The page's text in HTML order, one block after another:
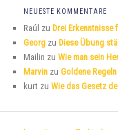
NEUESTE KOMMENTARE
Raúl zu Drei
Georg zu Diese Übung
Mailin zuWie man sein
Marvin zuGoldene
kurt zuWie das Gesetz